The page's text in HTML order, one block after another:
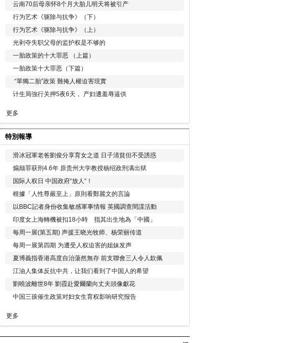
云南70后母亲怀8个月大胎儿明天将被引产
行为艺术《驱除与抗争》（下）
行为艺术《驱除与抗争》（上）
光剥夺失职父母的监护权是不够的
一胎政策的十大罪恶 （上篇）
一胎政策十大罪恶（下篇）
“單獨二胎”政策 難掩人權迫害現實
计生局強行关押5夜6天， 产妇遭羞辱逼供
更多
特別報導
滑冰冠軍老爸劉俊分享育女之道 日子清貧但不受誘惑
煽颠罪获刑4.6年 原贵州大学教授杨绍政刑满出狱
国际人权日 中国政府“放人“！
根據「人性尊嚴至上」原則看鄭麗文的言論
以BBC記者身份收集敏感軍事情報 英國調查間諜活動
印度女上海轉機被扣18小時 指其出生地為「中國」
每周一展(第五期) 声援王晓光牧师、杨荣丽传道
每周一展第四期 为遭受人权迫害的姐妹发声
夏博義指香港高度自治蕩然無存 前支聯會三人令人欽佩
江油人集体反抗中共，让我们看到了中国人的希望
劉曉波離世8年 劉霞赴愛爾蘭向丈夫頭像獻花
中国三孩催生政策对妇女生育权影响研究报告
更多